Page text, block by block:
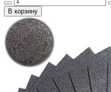
В корзину